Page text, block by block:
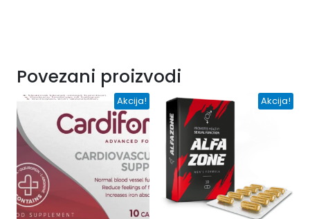
Povezani proizvodi
Akcija! Akcija!